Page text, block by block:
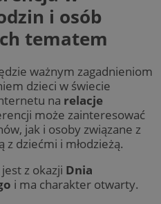
i osób
tematem
ważnym zagadnieniom
dzieci w świecie
na relacje
może zainteresować
jak i osoby związane z
z dziećmi i młodzieżą.
z okazji Dnia
i ma charakter otwarty.